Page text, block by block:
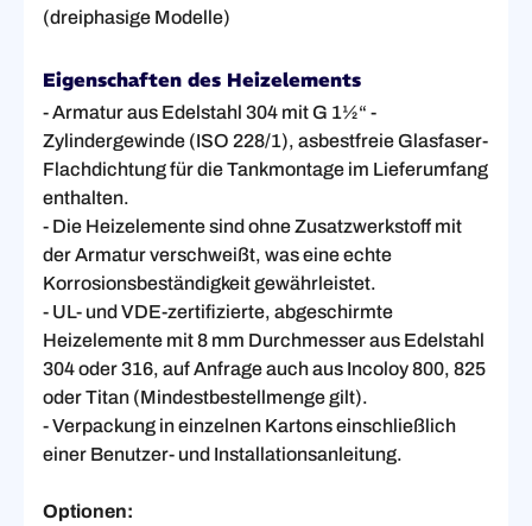
(dreiphasige Modelle)
Eigenschaften des Heizelements
- Armatur aus Edelstahl 304 mit G 1½“ -
Zylindergewinde (ISO 228/1), asbestfreie Glasfaser-
Flachdichtung für die Tankmontage im Lieferumfang
enthalten.
- Die Heizelemente sind ohne Zusatzwerkstoff mit
der Armatur verschweißt, was eine echte
Korrosionsbeständigkeit gewährleistet.
- UL- und VDE-zertifizierte, abgeschirmte
Heizelemente mit 8 mm Durchmesser aus Edelstahl
304 oder 316, auf Anfrage auch aus Incoloy 800, 825
oder Titan (Mindestbestellmenge gilt).
- Verpackung in einzelnen Kartons einschließlich
einer Benutzer- und Installationsanleitung.
Optionen: